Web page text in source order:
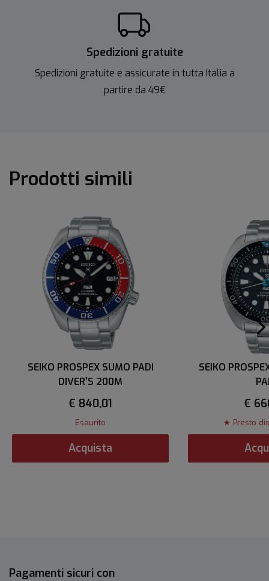
Spedizioni gratuite
Spedizioni gratuite e assicurate in tutta Italia a
partire da 49€
Prodotti simili
SEIKO PROSPEX SUMO PADI
DIVER'S 200M
€ 840,01
Esaurito
Acquista
SEIKO
€
★ Presto
Pagamenti sicuri con